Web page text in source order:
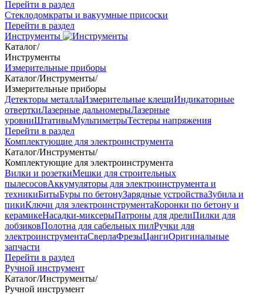
Перейти в раздел
Стеклодомкраты и вакуумные присоски
Перейти в раздел
Инструменты
Каталог/
Инструменты
Измерительные приборы
Каталог/Инструменты/
Измерительные приборы
Детекторы металлаИзмерительные клещиИндикаторные
отверткиЛазерные дальномерыЛазерные
уровниШтативыМультиметрыТестеры напряжения
Перейти в раздел
Комплектующие для электроинструмента
Каталог/Инструменты/
Комплектующие для электроинструмента
Вилки и розеткиМешки для строительных
пылесосовАккумуляторы для электроинструмента и
техникиБитыБуры по бетонуЗарядные устройстваЗубила и
пикиКлючи для электроинструментаКоронки по бетону и
керамикеНасадки-миксерыПатроны для дрелиПилки для
лобзиковПолотна для сабельных пилРучки для
электроинструментаСверлаФрезыЦангиОригинальные
запчасти
Перейти в раздел
Ручной инструмент
Каталог/Инструменты/
Ручной инструмент